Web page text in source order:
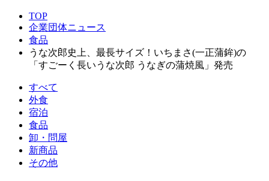
TOP
企業団体ニュース
食品
うな次郎史上、最長サイズ！いちまさ(一正蒲鉾)の
「すごーく長いうな次郎 うなぎの蒲焼風」発売
すべて
外食
宿泊
食品
卸・問屋
新商品
その他